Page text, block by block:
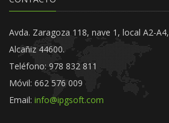
Avda. Zaragoza 118, nave 1, local A2-A4,
Alcañiz 44600.
Teléfono: 978 832 811
Móvil: 662 576 009
Email: info@ipgsoft.com